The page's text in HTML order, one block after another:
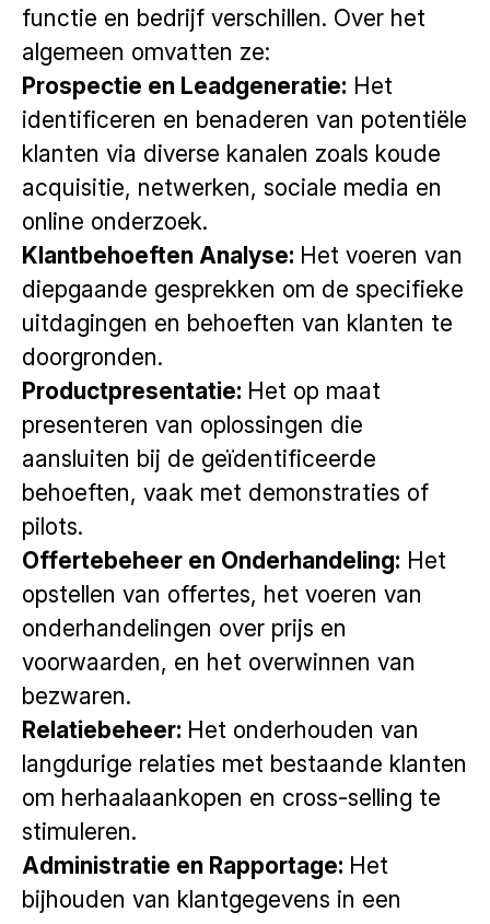
functie en bedrijf verschillen. Over het
algemeen omvatten ze:
Prospectie en Leadgeneratie: Het
identificeren en benaderen van potentiële
klanten via diverse kanalen zoals koude
acquisitie, netwerken, sociale media en
online onderzoek.
Klantbehoeften Analyse: Het voeren van
diepgaande gesprekken om de specifieke
uitdagingen en behoeften van klanten te
doorgronden.
Productpresentatie: Het op maat
presenteren van oplossingen die
aansluiten bij de geïdentificeerde
behoeften, vaak met demonstraties of
pilots.
Offertebeheer en Onderhandeling: Het
opstellen van offertes, het voeren van
onderhandelingen over prijs en
voorwaarden, en het overwinnen van
bezwaren.
Relatiebeheer: Het onderhouden van
langdurige relaties met bestaande klanten
om herhaalaankopen en cross-selling te
stimuleren.
Administratie en Rapportage: Het
bijhouden van klantgegevens in een